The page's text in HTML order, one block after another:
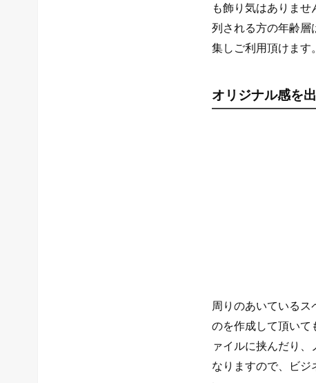
も飾り気はありま
列される方の年齢層
集しご利用頂けます。
オリジナル感を
周りのあいている
のを作成して頂いて
ァイルに挟んだり
なりますので、ビジ